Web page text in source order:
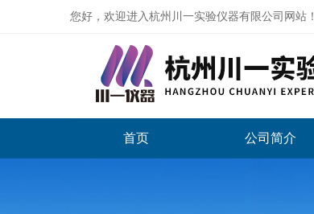
您好，欢迎进入杭州川一实验仪器有限公司网站！
首页 公司简介